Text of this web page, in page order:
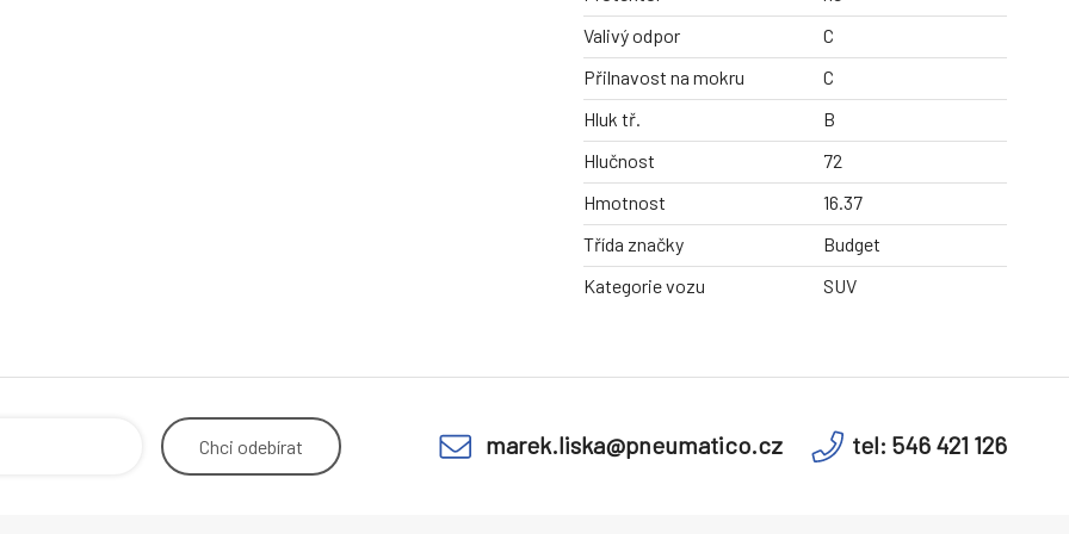
Valivý odpor
C
Přilnavost na mokru
C
Hluk tř.
B
Hlučnost
72
Hmotnost
16.37
Třída značky
Budget
Kategorie vozu
SUV
Chci odebírat marek.liska@pneumatico.cz tel: 546 421 126